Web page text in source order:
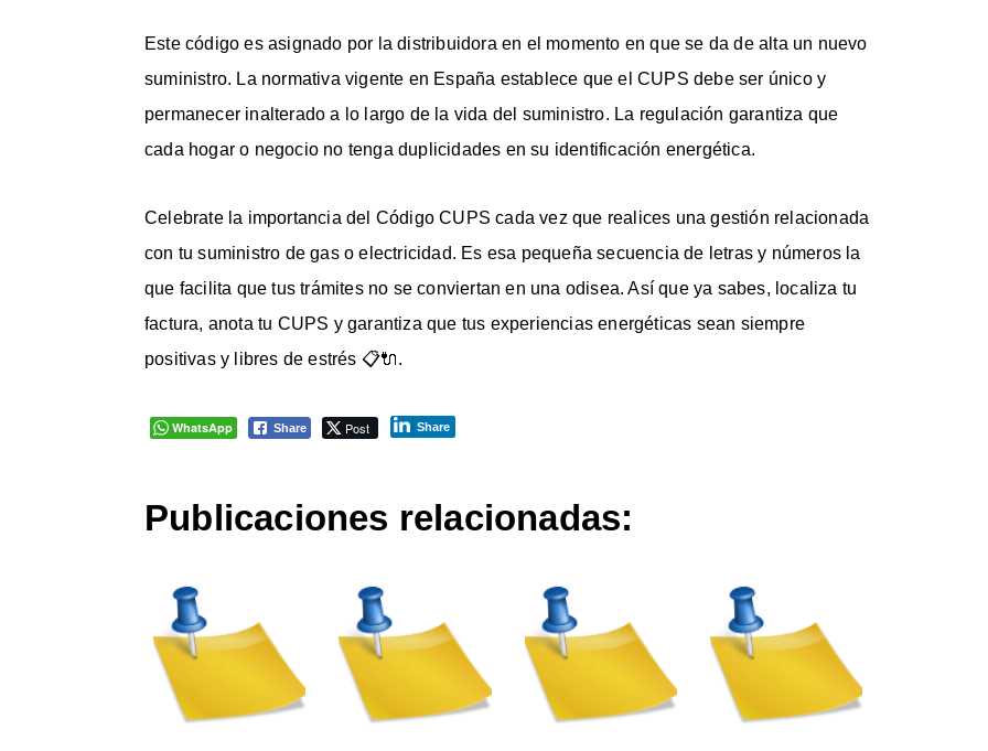
Este código es asignado por la distribuidora en el momento en que se da de alta un nuevo
suministro. La normativa vigente en España establece que el CUPS debe ser único y
permanecer inalterado a lo largo de la vida del suministro. La regulación garantiza que
cada hogar o negocio no tenga duplicidades en su identificación energética.
Celebrate la importancia del Código CUPS cada vez que realices una gestión relacionada
con tu suministro de gas o electricidad. Es esa pequeña secuencia de letras y números la
que facilita que tus trámites no se conviertan en una odisea. Así que ya sabes, localiza tu
factura, anota tu CUPS y garantiza que tus experiencias energéticas sean siempre
positivas y libres de estrés 📋🔌.
WhatsApp Share Post Share
Publicaciones relacionadas: